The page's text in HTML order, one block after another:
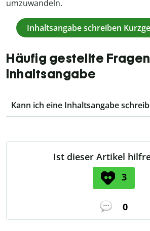
umzuwandeln.
Inhaltsangabe schreiben
Häufig gestellte
Inhaltsangabe
Kann ich eine Inhaltsangabe
Ist dieser Artikel
3
0